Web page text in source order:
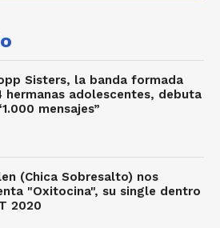
Sisters, la banda formada
hermanas adolescentes, debuta
mensajes”
(Chica Sobresalto) nos
"Oxitocina", su single dentro
2020